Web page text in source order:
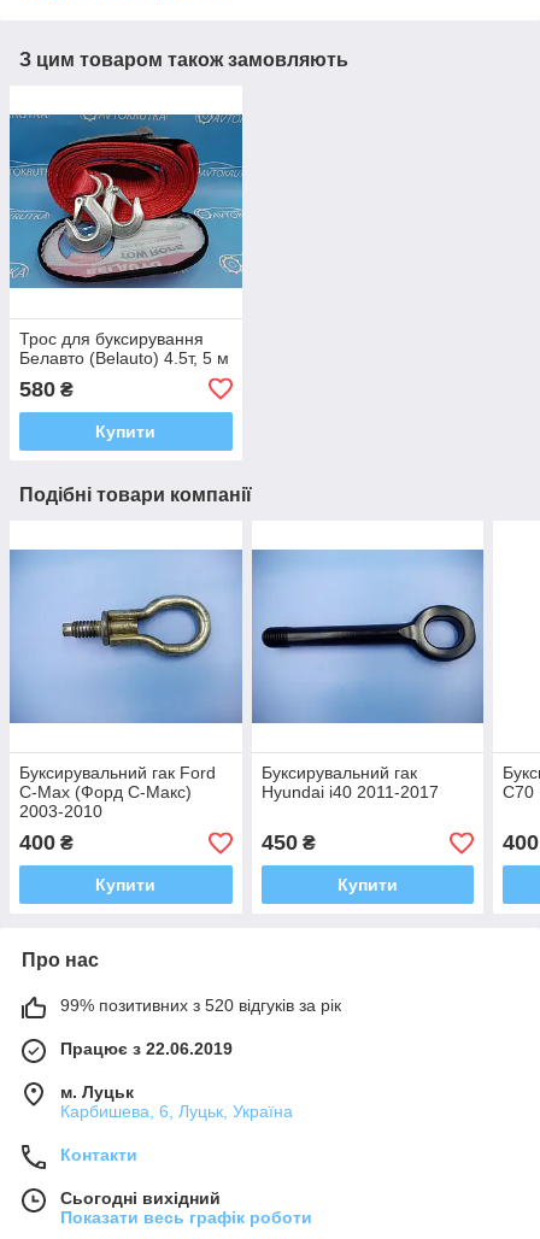
З цим товаром також замовляють
Трос для буксирування
Белавто (Belauto) 4.5т, 5 м
580 ₴
Купити
Подібні товари компанії
Буксирувальний гак Ford
C-Max (Форд С-Макс)
2003-2010
400 ₴
Купити
Буксирувальний гак
Hyundai i40 2011-2017
450₴
Купити
C70
400
Про нас
99% позитивних з 520 відгуків за рік
Працює з 22.06.2019
м. Луцьк
Карбишева, 6, Луцьк, Україна
Контакти
Сьогодні вихідний
Показати весь графік роботи